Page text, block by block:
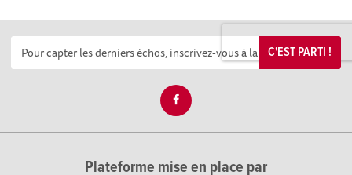
C'EST PARTI !
Plateforme mise en place par